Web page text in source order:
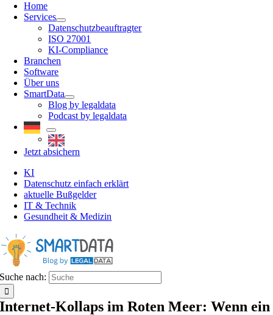
Home
Services
Datenschutzbeauftragter
ISO 27001
KI-Compliance
Branchen
Software
Über uns
SmartData
Blog by legaldata
Podcast by legaldata
Jetzt absichern
KI
Datenschutz einfach erklärt
aktuelle Bußgelder
IT & Technik
Gesundheit & Medizin
Suche nach:
Internet-Kollaps im Roten Meer: Wenn ein